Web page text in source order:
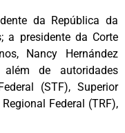
da República da
a presidente da Corte
Nancy Hernández
de autoridades
(STF), Superior
Federal (TRF),